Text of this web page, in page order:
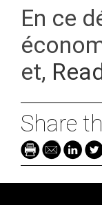
En ce
et,
Share